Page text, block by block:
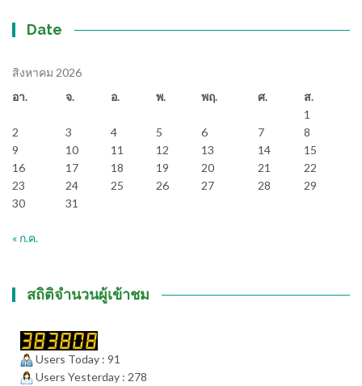
Date
สิงหาคม 2026
อา.
จ. อ. พ. พฤ. ศ.
ส.
1
2
3 4 5 6 7
8
9
10 11 12 13 14
15
16
17 18 19 20 21
22
23
24 25 26 27 28
29
30
31
« ก.ค.
สถิติจำนวนผู้เข้าชม
Users Today : 91
Users Yesterday : 278